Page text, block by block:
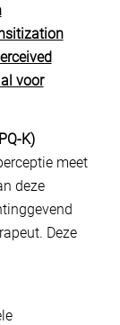
voor
K)
meet
deze
Deze